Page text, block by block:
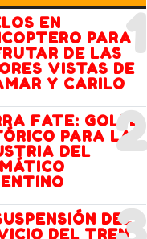
1
EN
PARA
DE LAS
VISTAS DE
Y CARILO
2
FATE: GOLPE
PARA LA
DEL
DEL
DEL TREN